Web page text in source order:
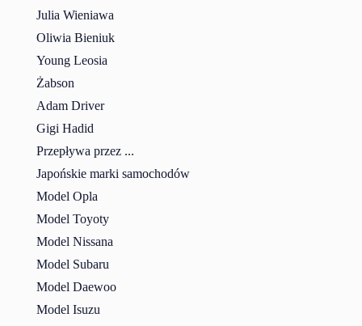
Julia Wieniawa
Oliwia Bieniuk
Young Leosia
Żabson
Adam Driver
Gigi Hadid
Przepływa przez ...
Japońskie marki samochodów
Model Opla
Model Toyoty
Model Nissana
Model Subaru
Model Daewoo
Model Isuzu